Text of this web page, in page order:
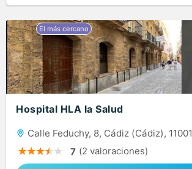
Hospital HLA la Salud
Calle Feduchy, 8, Cádiz (Cádiz), 11001
7 (2 valoraciones)